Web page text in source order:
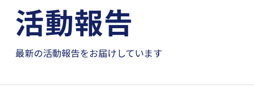
活動報告
最新の活動報告をお届けしています